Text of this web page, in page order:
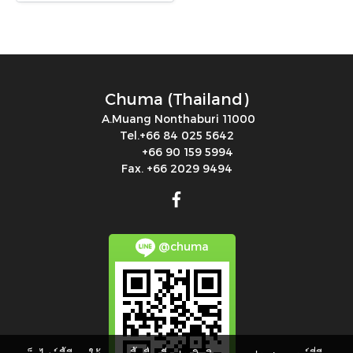
Chuma (Thailand)
A.Muang Nonthaburi 11000
Tel.+66 84 025 5642
+66 90 159 5994
Fax. +66 2029 9494
@chuma